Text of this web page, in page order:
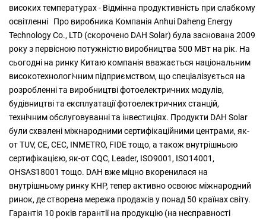
високих температурах - Відмінна продуктивність при слабкому
освітленні Про виробника Компанія Anhui Daheng Energy
Technology Co., LTD (скорочено DAH Solar) була заснована 2009
року з первісною потужністю виробництва 500 МВт на рік. На
сьогодні на ринку Китаю компанія вважається національним
високотехнологічним підприємством, що спеціалізується на
розробленні та виробництві фотоелектричних модулів,
будівництві та експлуатації фотоелектричних станцій,
технічним обслуговуванні та інвестиціях. Продукти DAH Solar
були схвалені міжнародними сертифікаційними центрами, як-
от TUV, CE, CEC, INMETRO, FIDE тощо, а також внутрішньою
сертифікацією, як-от CQC, Leader, ISO9001, ISO14001,
OHSAS18001 тощо. DAH вже міцно вкоренилася на
внутрішньому ринку КНР, тепер активно освоює міжнародний
ринок, де створена мережа продажів у понад 50 країнах світу.
Гарантія 10 років гарантії на продукцію (на несправності